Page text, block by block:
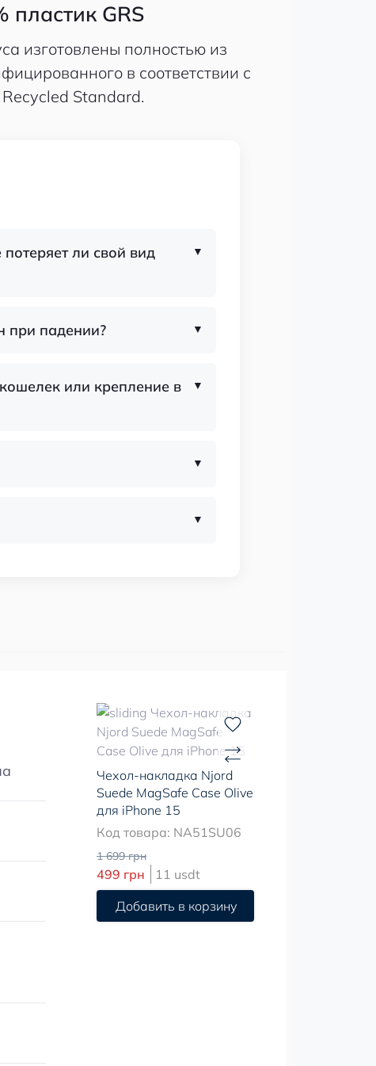
пластик GRS
изготовлены полностью из
в соответствии с
Standard.
ли свой вид
при падении?
или крепление в
Чехол-накладка Njord
Suede MagSafe Case Olive
для iPhone 15
Код товара: NA51SU06
1 699 грн
499 грн
11 usdt
Добавить в корзину